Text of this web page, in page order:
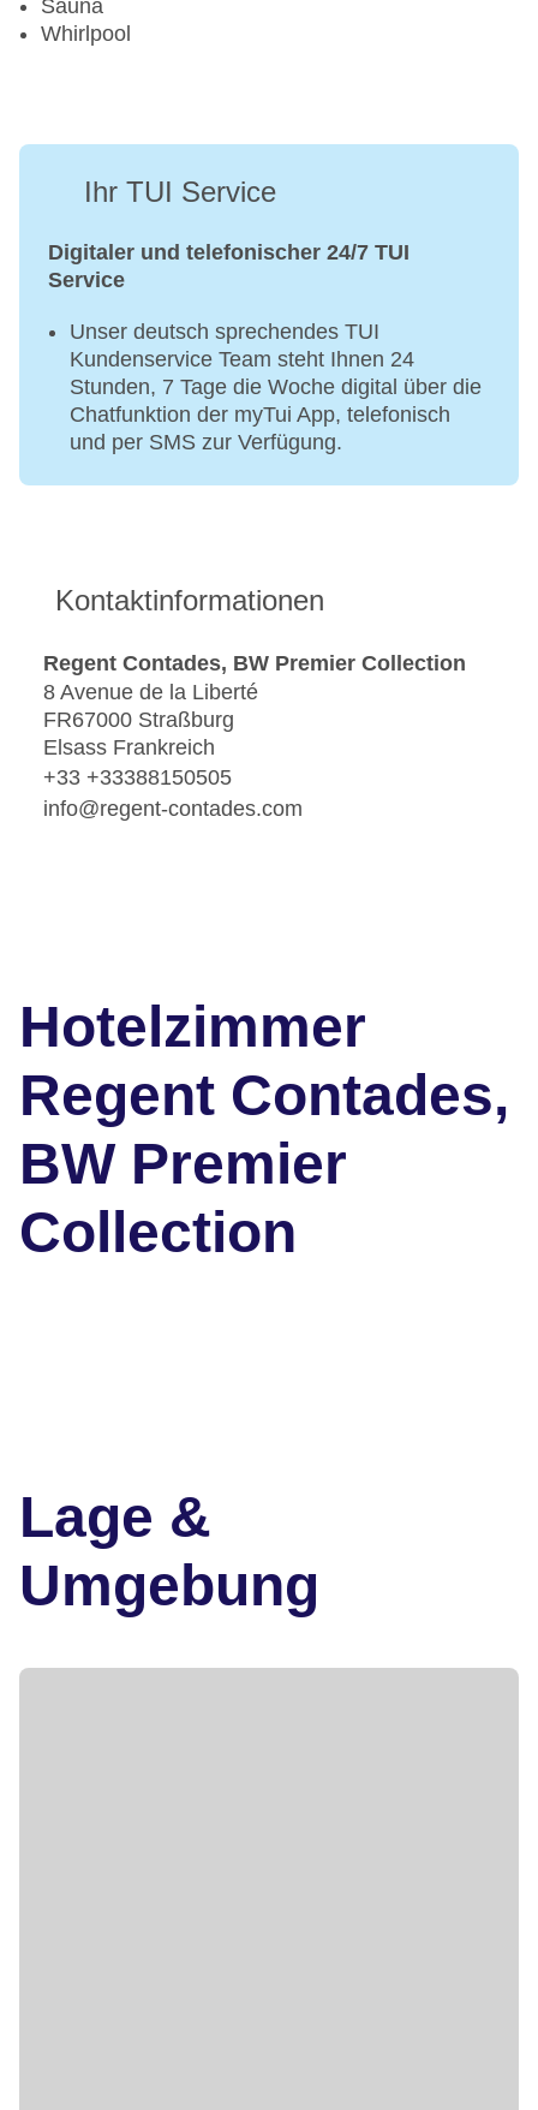
Sauna
Whirlpool
Ihr TUI Service
Digitaler und telefonischer 24/7 TUI
Service
Unser deutsch sprechendes TUI
Kundenservice Team steht Ihnen 24
Stunden, 7 Tage die Woche digital über die
Chatfunktion der myTui App, telefonisch
und per SMS zur Verfügung.
Kontaktinformationen
Regent Contades, BW Premier Collection
8 Avenue de la Liberté
FR67000 Straßburg
Elsass Frankreich
+33 +33388150505
info@regent-contades.com
Hotelzimmer
Regent Contades,
BW Premier
Collection
Lage &
Umgebung